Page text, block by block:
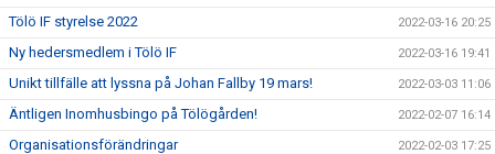
Tölö IF styrelse 2022 2022-03-16 20:25
Ny hedersmedlem i Tölö IF 2022-03-16 19:41
Unikt tillfälle att lyssna på Johan Fallby 19 mars! 2022-03-03 11:06
Äntligen Inomhusbingo på Tölögården! 2022-02-07 16:14
Organisationsförändringar 2022-02-03 17:25